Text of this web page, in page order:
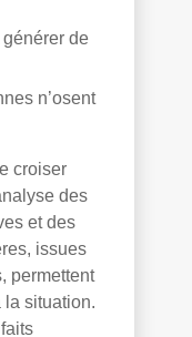
de
n’osent
croiser
des
et des
issues
permettent
la situation.